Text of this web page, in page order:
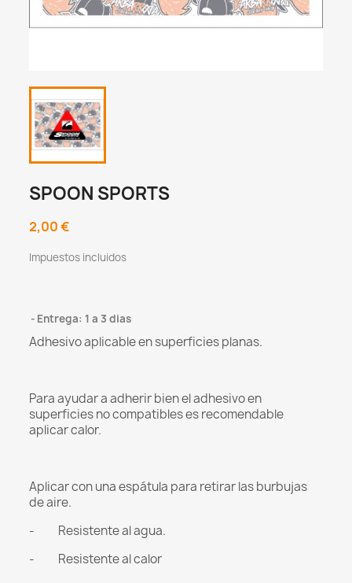
SPOON SPORTS
2,00 €
Impuestos incluidos
Entrega: 1 a 3 dias
Adhesivo aplicable en superficies planas.
Para ayudar a adherir bien el adhesivo en
superficies no compatibles es recomendable
aplicar calor.
Aplicar con una espátula para retirar las burbujas
de aire.
- Resistente al agua.
- Resistente al calor